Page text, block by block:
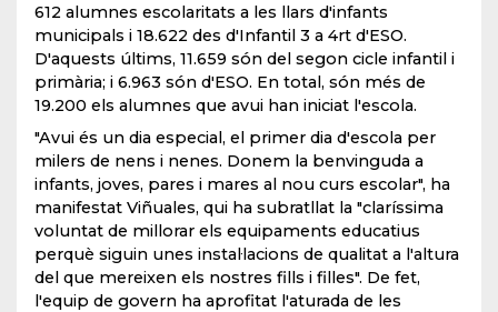
612 alumnes escolaritats a les llars d'infants
municipals i 18.622 des d'Infantil 3 a 4rt d'ESO.
D'aquests últims, 11.659 són del segon cicle infantil i
primària; i 6.963 són d'ESO. En total, són més de
19.200 els alumnes que avui han iniciat l'escola.
"Avui és un dia especial, el primer dia d'escola per
milers de nens i nenes. Donem la benvinguda a
infants, joves, pares i mares al nou curs escolar", ha
manifestat Viñuales, qui ha subratllat la "claríssima
voluntat de millorar els equipaments educatius
perquè siguin unes instal·lacions de qualitat a l'altura
del que mereixen els nostres fills i filles". De fet,
l'equip de govern ha aprofitat l'aturada de les